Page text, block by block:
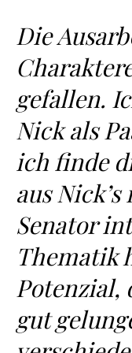
Die
gefallen.
Nick als
ich finde
aus Nick’s
Senator
Thematik
Potenzial,
gut